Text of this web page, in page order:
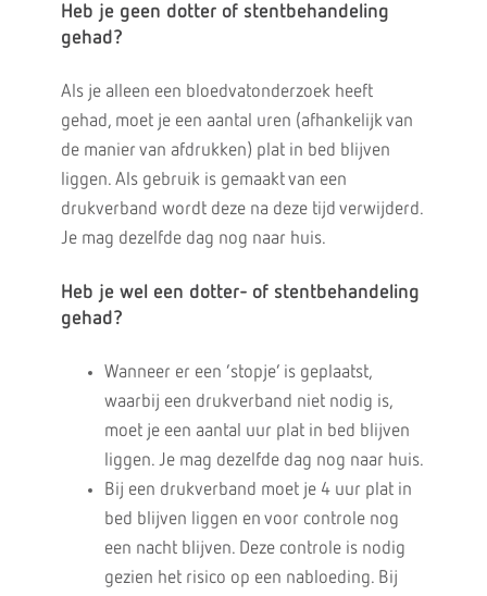
Heb je geen dotter of stentbehandeling
gehad?
Als je alleen een bloedvatonderzoek heeft
gehad, moet je een aantal uren (afhankelijk van
de manier van afdrukken) plat in bed blijven
liggen. Als gebruik is gemaakt van een
drukverband wordt deze na deze tijd verwijderd.
Je mag dezelfde dag nog naar huis.
Heb je wel een dotter- of stentbehandeling
gehad?
Wanneer er een ‘stopje’ is geplaatst,
waarbij een drukverband niet nodig is,
moet je een aantal uur plat in bed blijven
liggen. Je mag dezelfde dag nog naar huis.
Bij een drukverband moet je 4 uur plat in
bed blijven liggen en voor controle nog
een nacht blijven. Deze controle is nodig
gezien het risico op een nabloeding. Bij